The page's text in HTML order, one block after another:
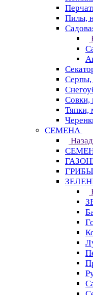
Пилы,
Серпы,
Совки,
Тяпки,
СЕМЕНА
Назад
ГРИБЫ